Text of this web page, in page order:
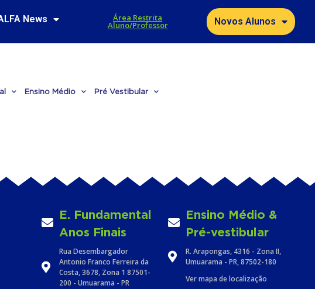
News Área Restrita
Aluno/Professor Novos Alunos
Ensino Médio Pré Vestibular
E. Fundamental
Anos Finais
Rua Desembargador
Antonio Franco Ferreira da
Costa, 3678, Zona 1 87501-
200 - Umuarama - PR
Ensino Médio &
Pré-vestibular
R. Arapongas, 4316 - Zona II,
Umuarama - PR, 87502-180
Ver mapa de localização